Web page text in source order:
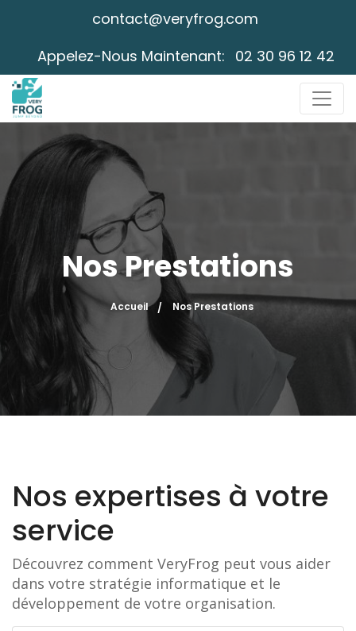
contact@veryfrog.com
Appelez-Nous Maintenant: 02 30 96 12 42
Nos Prestations
Accueil Nos Prestations
Nos expertises à votre
service
Découvrez comment VeryFrog peut vous aider
dans votre stratégie informatique et le
développement de votre organisation.